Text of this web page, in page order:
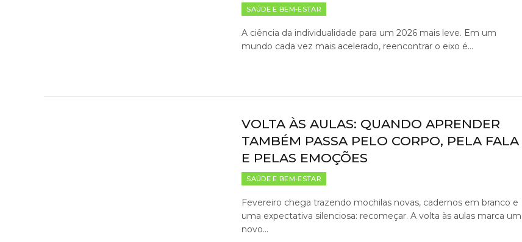
SAÚDE E BEM-ESTAR
A ciência da individualidade para um 2026 mais leve. Em um
mundo cada vez mais acelerado, reencontrar o eixo é…
VOLTA ÀS AULAS: QUANDO APRENDER
TAMBÉM PASSA PELO CORPO, PELA FALA
E PELAS EMOÇÕES
SAÚDE E BEM-ESTAR
Fevereiro chega trazendo mochilas novas, cadernos em branco e
uma expectativa silenciosa: recomeçar. A volta às aulas marca um
novo…